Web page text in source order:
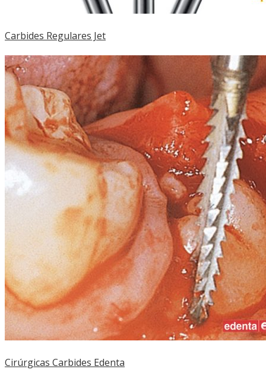
Carbides Regulares Jet
Cirúrgicas Carbides Edenta